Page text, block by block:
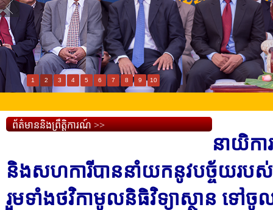
1 2 3 4 5 6 7 8 9 10
ព័ត៌មាននិងព្រឹត្តិការណ៍ >>
នាយិកា
និងសហការីបាននាំយកនូវបច្ច័យរបស់ថ្
រួមទាំងថវិកាមូលនិធិវិទ្យាស្ថាន